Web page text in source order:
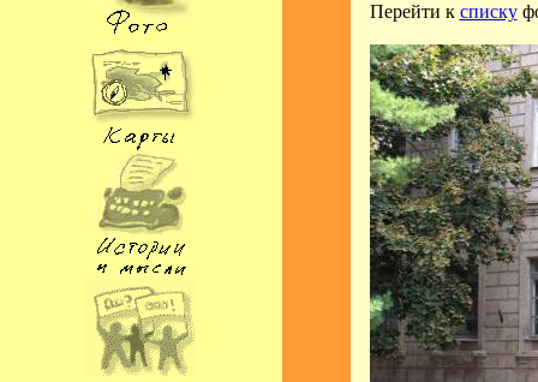
Перейти к списку